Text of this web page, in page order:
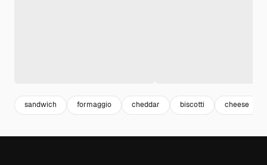
sandwich formaggio cheddar biscotti cheese